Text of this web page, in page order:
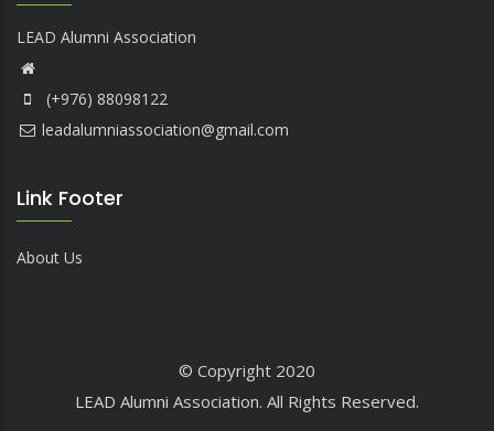
LEAD Alumni Association
(+976) 88098122
leadalumniassociation@gmail.com
Link Footer
About Us
© Copyright 2020
LEAD Alumni Association. All Rights Reserved.